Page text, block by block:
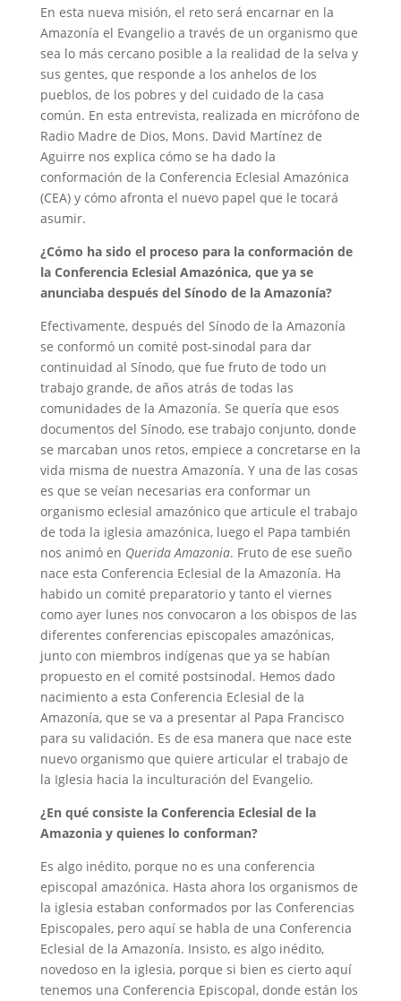
En esta nueva misión, el reto será encarnar en la
Amazonía el Evangelio a través de un organismo que
sea lo más cercano posible a la realidad de la selva y
sus gentes, que responde a los anhelos de los
pueblos, de los pobres y del cuidado de la casa
común. En esta entrevista, realizada en micrófono de
Radio Madre de Dios, Mons. David Martínez de
Aguirre nos explica cómo se ha dado la
conformación de la Conferencia Eclesial Amazónica
(CEA) y cómo afronta el nuevo papel que le tocará
asumir.
¿Cómo ha sido el proceso para la conformación de
la Conferencia Eclesial Amazónica, que ya se
anunciaba después del Sínodo de la Amazonía?
Efectivamente, después del Sínodo de la Amazonía
se conformó un comité post-sinodal para dar
continuidad al Sínodo, que fue fruto de todo un
trabajo grande, de años atrás de todas las
comunidades de la Amazonía. Se quería que esos
documentos del Sínodo, ese trabajo conjunto, donde
se marcaban unos retos, empiece a concretarse en la
vida misma de nuestra Amazonía. Y una de las cosas
es que se veían necesarias era conformar un
organismo eclesial amazónico que articule el trabajo
de toda la iglesia amazónica, luego el Papa también
nos animó en Querida Amazonia. Fruto de ese sueño
nace esta Conferencia Eclesial de la Amazonía. Ha
habido un comité preparatorio y tanto el viernes
como ayer lunes nos convocaron a los obispos de las
diferentes conferencias episcopales amazónicas,
junto con miembros indígenas que ya se habían
propuesto en el comité postsinodal. Hemos dado
nacimiento a esta Conferencia Eclesial de la
Amazonía, que se va a presentar al Papa Francisco
para su validación. Es de esa manera que nace este
nuevo organismo que quiere articular el trabajo de
la Iglesia hacia la inculturación del Evangelio.
¿En qué consiste la Conferencia Eclesial de la
Amazonia y quienes lo conforman?
Es algo inédito, porque no es una conferencia
episcopal amazónica. Hasta ahora los organismos de
la iglesia estaban conformados por las Conferencias
Episcopales, pero aquí se habla de una Conferencia
Eclesial de la Amazonía. Insisto, es algo inédito,
novedoso en la iglesia, porque si bien es cierto aquí
tenemos una Conferencia Episcopal, donde están los